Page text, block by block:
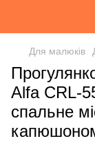
Для малюків
Alfa CRL-
спальне